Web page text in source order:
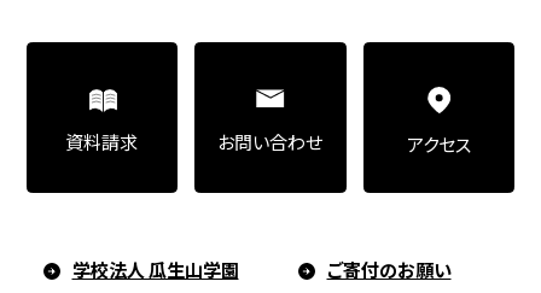
学校法人 瓜生山学園 ご寄付のお願い
資料請求 お問い合わせ アクセス